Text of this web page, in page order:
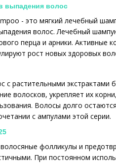
выпадения волос
- это мягкий лечебный
волос. Лечебный
перца и арники. Активные
рост новых здоровых
растительными экстрактами
волосков, укрепляет их
Волосы долго
с ампулами этой серии.
фолликулы и
При постоянном